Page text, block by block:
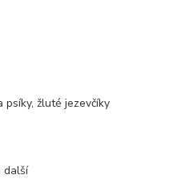
psíky, žluté jezevčíky
další